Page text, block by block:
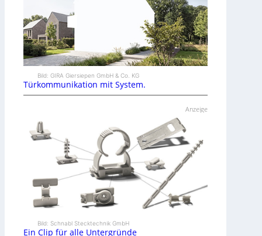
Bild: GIRA Giersiepen GmbH & Co. KG
Türkommunikation mit System.
Anzeige
Bild: Schnabl Stecktechnik GmbH
Ein Clip für alle Untergründe